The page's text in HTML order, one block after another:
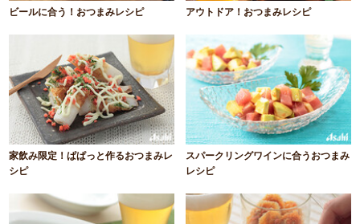
ビールに合う！おつまみレシピ アウトドア！おつまみレシピ
家飲み限定！ぱぱっと作るおつまみレ
シピ
スパークリングワインに合うおつまみ
レシピ